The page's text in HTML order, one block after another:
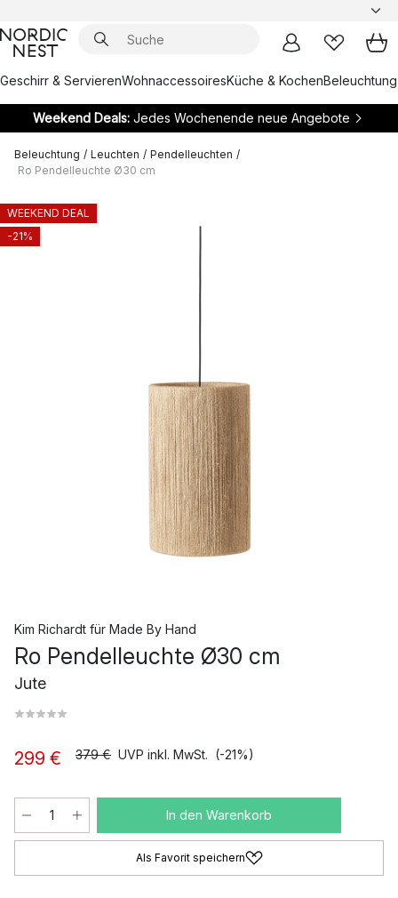
Geschirr & ServierenWohnaccessoiresKüche & KochenBeleuchtung
Weekend Deals:Jedes Wochenende neue Angebote
Beleuchtung / Leuchten / Pendelleuchten /
Ro Pendelleuchte Ø30 cm
WEEKEND DEAL
-21%
Kim Richardt für Made By Hand
Ro Pendelleuchte Ø30 cm
Jute
299 € 379 € UVP inkl. MwSt. (-21%)
In den Warenkorb
Als Favorit speichern